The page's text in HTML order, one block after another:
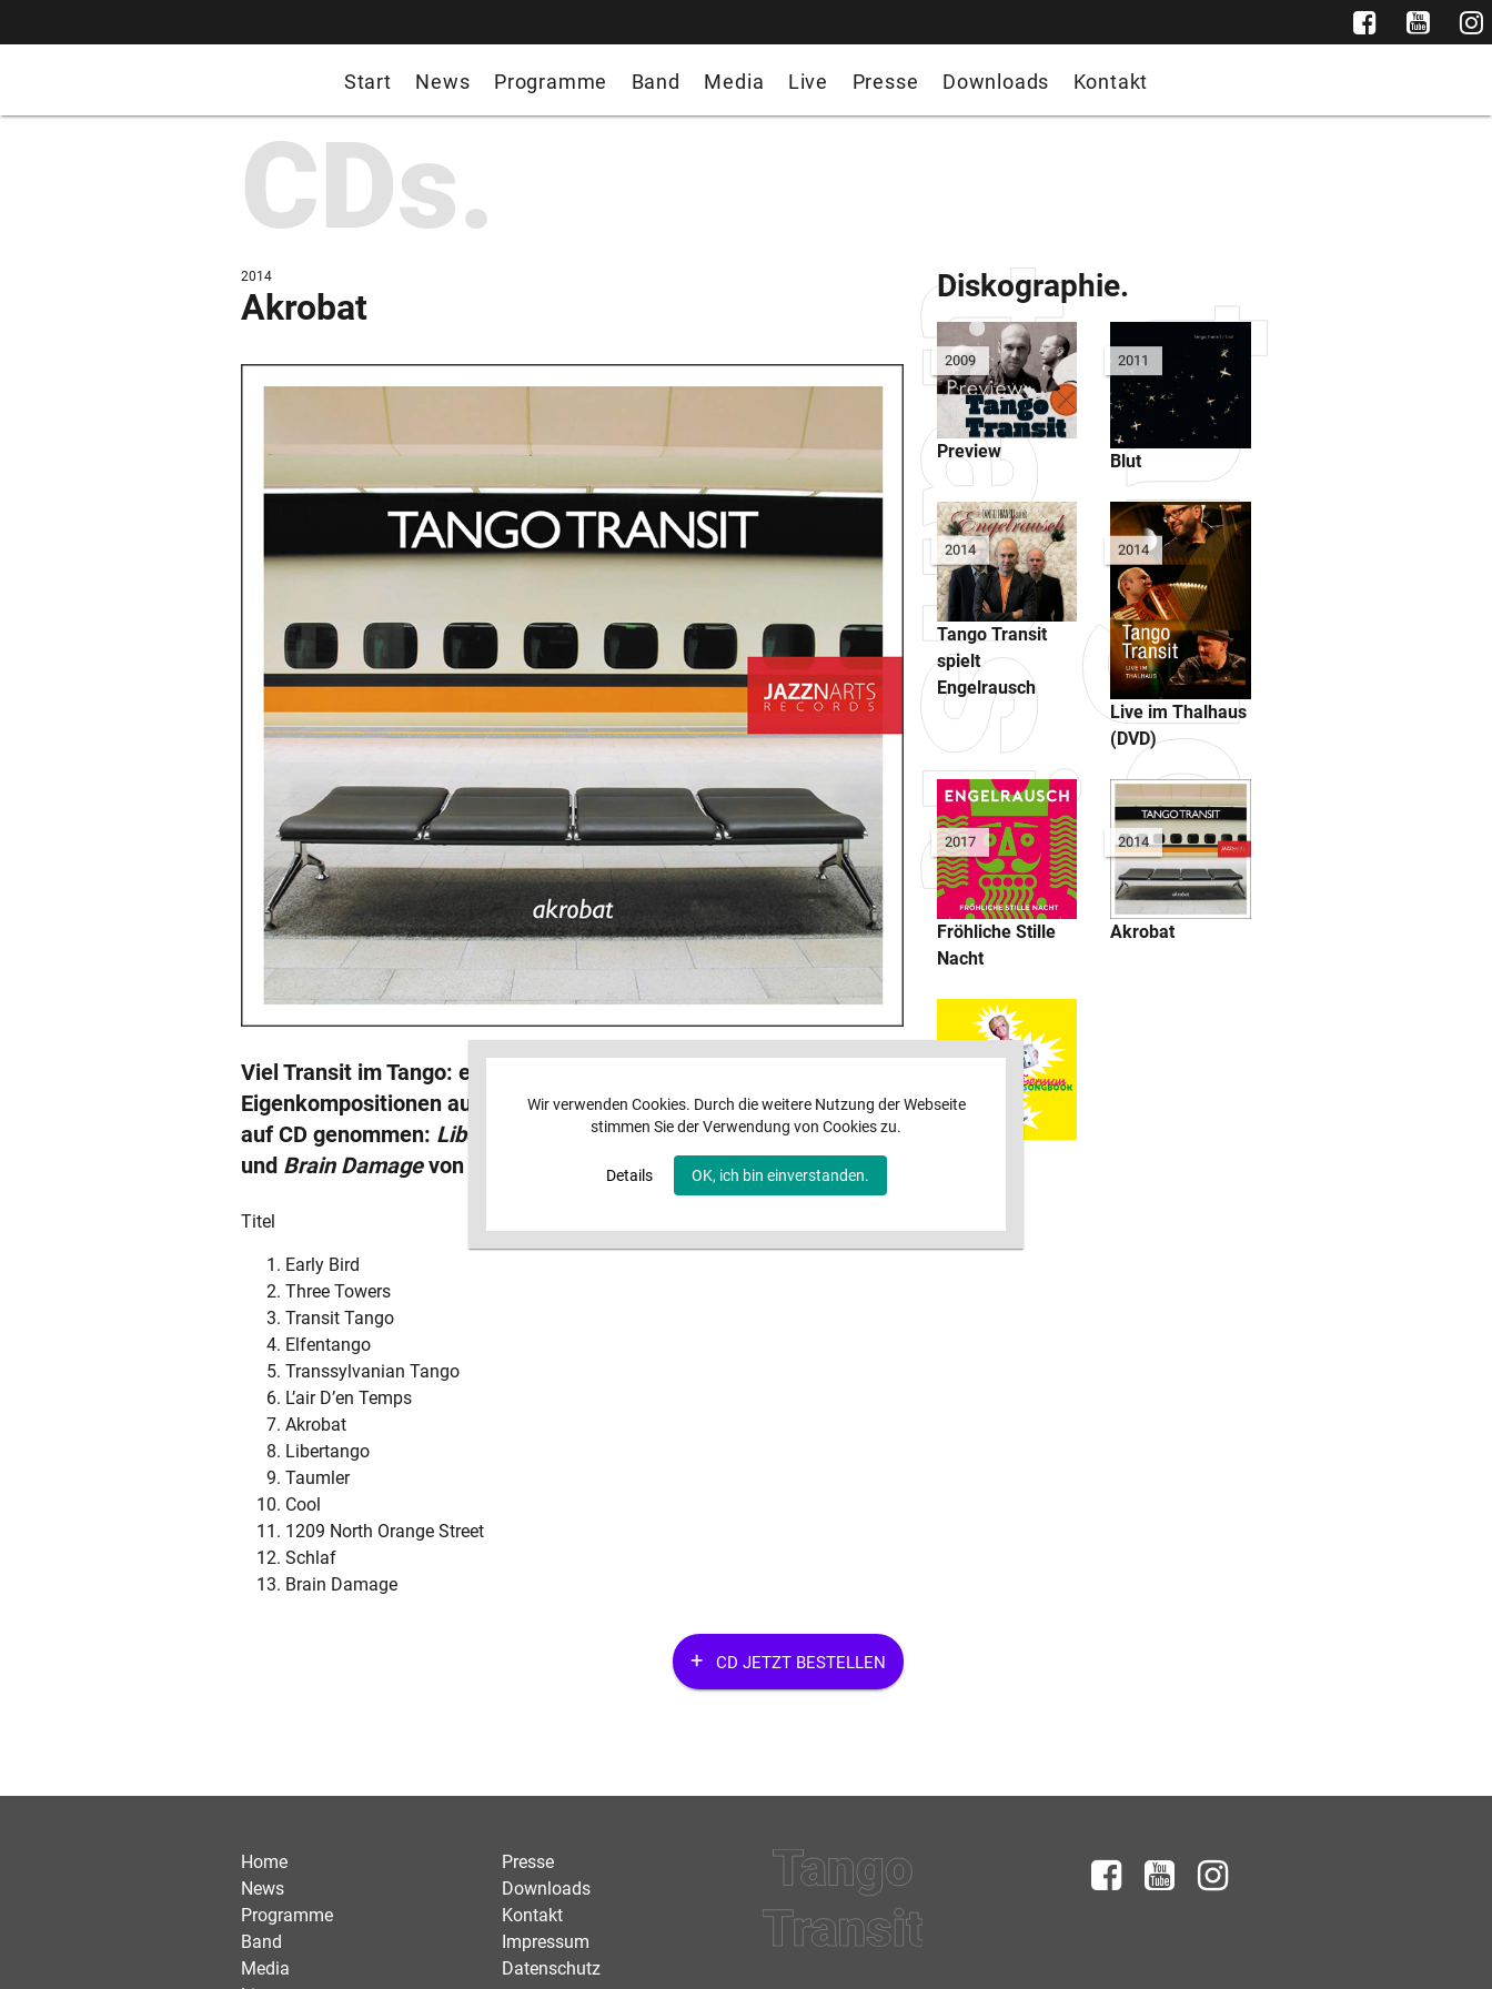
Start News Programme Band Media Live Presse Downloads Kontakt
Wir verwenden Cookies. Durch die weitere Nutzung der Webseite
stimmen Sie der Verwendung von Cookies zu.
Details OK, ich bin einverstanden.
CDs.
2014
Akrobat
Viel Transit im Tango: erstmals haben wir neben unseren
Eigenkompositionen auch zwei bekannte Hits ins Programm und
auf CD genommen: Libertango
vom großen Meister Astor Piazolla
und Brain Damagevon Pink Floyd.
Titel
Early Bird
Three Towers
Transit Tango
Elfentango
Transsylvanian Tango
L’air D’en Temps
Akrobat
Libertango
Taumler
Cool
1209 North Orange Street
Schlaf
Brain Damage
CD JETZT BESTELLEN
Diskographie.
2009
Preview
2011
Blut
2014
Tango Transit
spielt
Engelrausch
2014
Live im Thalhaus
(DVD)
2017
Fröhliche Stille
Nacht
2014
Akrobat
Home
News
Programme
Band
Media
Presse
Downloads
Kontakt
Impressum
Datenschutz